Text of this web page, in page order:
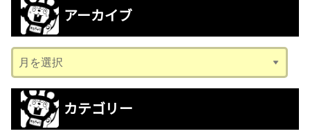
アーカイブ
ー
カ
ブ
カテゴリー